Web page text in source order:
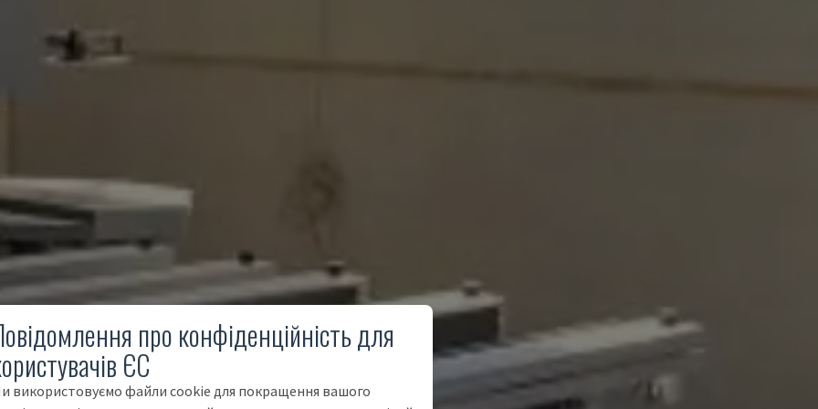
про конфіденційність для
ЄС
використовуємо файли cookie для покращення вашого